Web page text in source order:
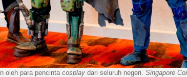
oleh para pencinta cosplay dari seluruh negeri. Singapore